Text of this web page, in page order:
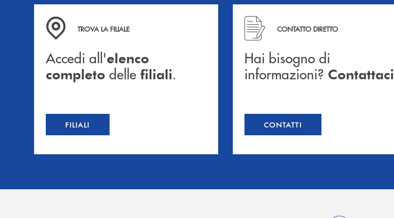
Accedi all' elenco completo delle filiali .
TROVA LA FILIALE
Accedi all'elenco
completo delle filiali.
FILIALI
Hai bisogno di informazioni? Contattaci !
CONTATTO DIRETTO
Hai bisogno di
informazioni? Contattaci
CONTATTI